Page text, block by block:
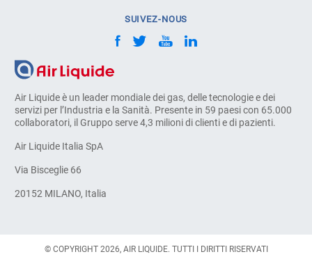
Air Liquide è un leader mondiale dei gas, delle tecnologie e dei
servizi per l’Industria e la Sanità. Presente in 59 paesi con 65.000
collaboratori, il Gruppo serve 4,3 milioni di clienti e di pazienti.
Air Liquide Italia SpA
Via Bisceglie 66
20152 MILANO, Italia
SUIVEZ-NOUS
© COPYRIGHT 2026, AIR LIQUIDE. TUTTI I DIRITTI RISERVATI